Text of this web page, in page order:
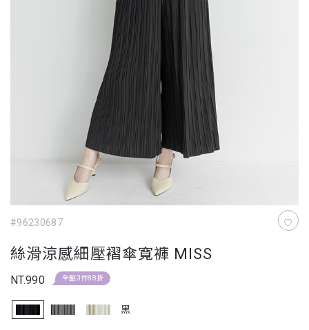
#96230687
絲滑涼感細壓褶傘寬褲 MISS
NT.990 全館3件88折
黑